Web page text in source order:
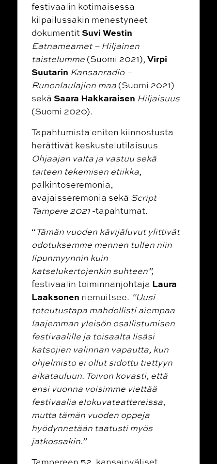
festivaalin kotimaisessa
kilpailussakin menestyneet
dokumentitSuvi Westin
Eatnameamet – Hiljainen
taistelumme(Suomi 2021), Virpi
Suutarin Kansanradio –
Runonlaulajien maa(Suomi 2021)
sekä Saara Hakkaraisen Hiljaisuus
(Suomi 2020).
Tapahtumista eniten kiinnostusta
herättivät keskustelutilaisuus
Ohjaajan valta ja vastuu sekä
taiteen tekemisen etiikka,
palkintoseremonia,
avajaisseremonia sekä Script
Tampere 2021-tapahtumat.
“Tämän vuoden kävijäluvut ylittivät
odotuksemme mennen tullen niin
lipunmyynnin kuin
katselukertojenkin suhteen”,
festivaalin toiminnanjohtaja Laura
Laaksonen riemuitsee. “Uusi
toteutustapa mahdollisti aiempaa
laajemman yleisön osallistumisen
festivaalille ja toisaalta lisäsi
katsojien valinnan vapautta, kun
ohjelmisto ei ollut sidottu tiettyyn
aikatauluun. Toivon kovasti, että
ensi vuonna voisimme viettää
festivaalia elokuvateattereissa,
mutta tämän vuoden oppeja
hyödynnetään taatusti myös
jatkossakin.”